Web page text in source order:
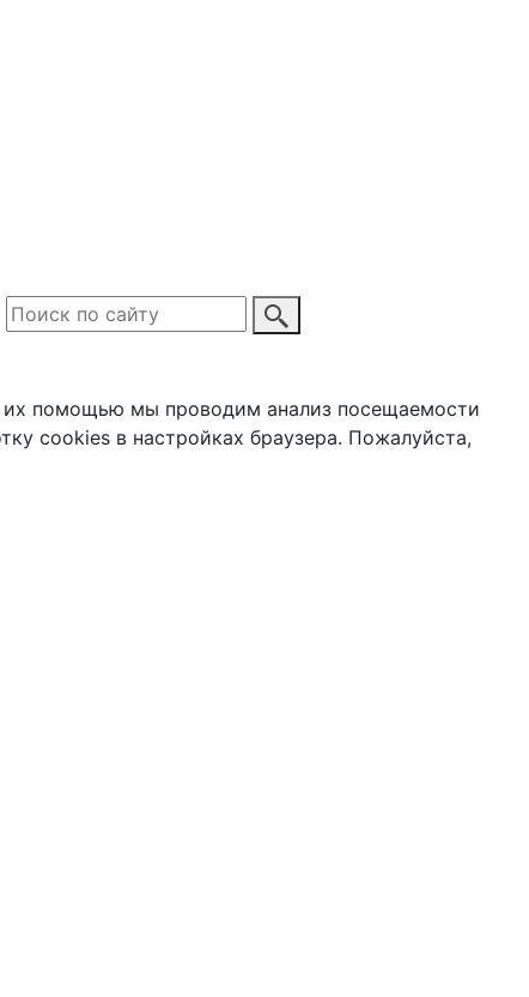
их помощью мы проводим анализ посещаемости
cookies в настройках браузера. Пожалуйста,